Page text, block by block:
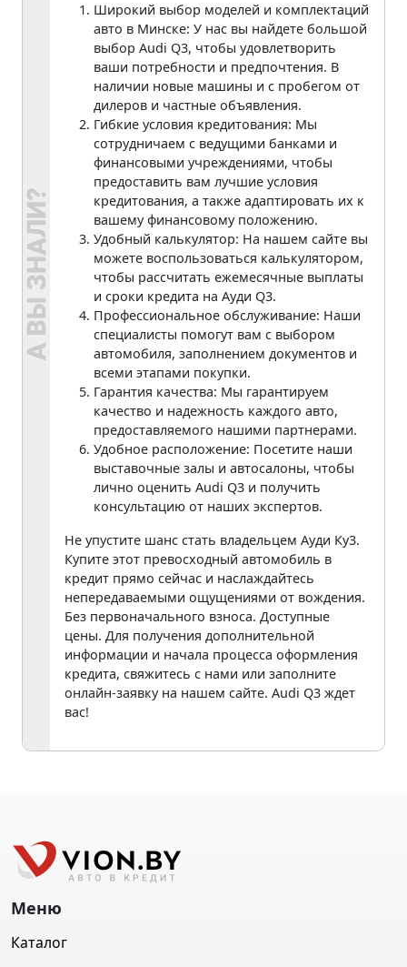
Широкий выбор моделей и комплектаций
авто в Минске: У нас вы найдете большой
выбор Audi Q3, чтобы удовлетворить
ваши потребности и предпочтения. В
наличии новые машины и с пробегом от
дилеров и частные объявления.
Гибкие условия кредитования: Мы
сотрудничаем с ведущими банками и
финансовыми учреждениями, чтобы
предоставить вам лучшие условия
кредитования, а также адаптировать их к
вашему финансовому положению.
Удобный калькулятор: На нашем сайте вы
можете воспользоваться калькулятором,
чтобы рассчитать ежемесячные выплаты
и сроки кредита на Ауди Q3.
Профессиональное обслуживание: Наши
специалисты помогут вам с выбором
автомобиля, заполнением документов и
всеми этапами покупки.
Гарантия качества: Мы гарантируем
качество и надежность каждого авто,
предоставляемого нашими партнерами.
Удобное расположение: Посетите наши
выставочные залы и автосалоны, чтобы
лично оценить Audi Q3 и получить
консультацию от наших экспертов.
Не упустите шанс стать владельцем Ауди Ку3.
Купите этот превосходный автомобиль в
кредит прямо сейчас и наслаждайтесь
непередаваемыми ощущениями от вождения.
Без первоначального взноса. Доступные
цены. Для получения дополнительной
информации и начала процесса оформления
кредита, свяжитесь с нами или заполните
онлайн-заявку на нашем сайте. Audi Q3 ждет
вас!
Меню
Каталог